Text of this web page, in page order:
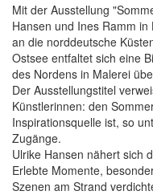
Mit der Ausstellung
Hansen und Ines Ramm
an die norddeutsche
Ostsee entfaltet sich eine
des Nordens in Malerei
Der Ausstellungstitel
Künstlerinnen: den
Inspirationsquelle ist, so
Zugänge.
Ulrike Hansen nähert sich
Erlebte Momente,
Szenen am Strand